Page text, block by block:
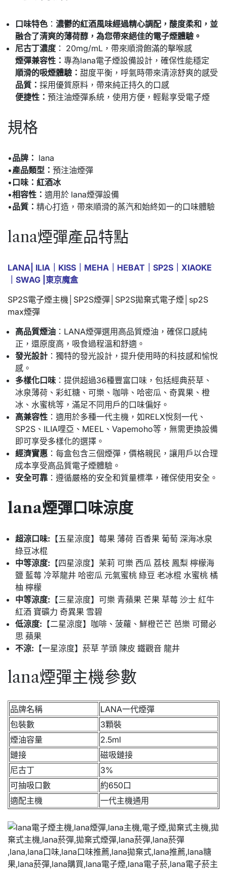
口味特色 ： 濃鬱的紅酒風味經過精心調配，酸度柔和，並
融合了清爽的薄荷醇，為您帶來絕佳的電子煙體驗。
尼古丁濃度 ： 20mg/mL，帶來順滑飽滿的擊喉感
煙彈兼容性： 專為lana電子煙設備設計，確保性能穩定
順滑的吸煙體驗： 甜度平衡，呼氣時帶來清涼舒爽的感受
品質： 採用優質原料，帶來純正持久的口感
便捷性： 預注油煙彈系統，使用方便，輕鬆享受電子煙
規格
•品牌： lana
•產品類型： 預注油煙彈
• 口味：紅酒冰
•相容性： 適用於 lana煙彈設備
•品質： 精心打造，帶來順滑的蒸汽和始終如一的口味體驗
lana煙彈產品特點
LANA ILIA KISS MEHA HEBAT SP2S
XIAOKE
SWAG 東京魔盒
SP2S電子煙主機 SP2S煙彈 SP2S拋棄式電子煙 sp2S
max煙彈
高品質煙油 ：LANA煙彈選用高品質煙油，確保口感純
正，還原度高，吸食過程溫和舒適。
發光設計 ：獨特的發光設計，提升使用時的科技感和愉悅
感。
多樣化口味 ：提供超過36種豐富口味，包括經典菸草、
冰泉薄荷、彩虹糖、可樂、咖啡、哈密瓜、奇異果、橙
冰、水蜜桃等，滿足不同用戶的口味偏好。
高兼容性 ：適用於多種一代主機，如RELX悅刻一代、
SP2S、ILIA哩亞、MEEL、Vapemoho等，無需更換設備
即可享受多樣化的選擇。
經濟實惠 ：每盒包含三個煙彈，價格親民，讓用戶以合理
成本享受高品質電子煙體驗。
安全可靠 ：遵循嚴格的安全和質量標準，確保使用安全。
lana煙彈口味涼度
超涼口味: 【五星涼度】莓果 薄荷 百香果 葡萄 深海冰泉
綠豆冰棍
中等涼度: 【四星涼度】茉莉 可樂 西瓜 荔枝 鳳梨 檸檬海
鹽 藍莓 冷萃龍井 哈密瓜 元氣蜜桃 綠豆 老冰棍 水蜜桃 橘
柚 檸檬
中等涼度: 【三星涼度】可樂 青蘋果 芒果 草莓 沙士 紅牛
紅酒 寶礦力 奇異果 雪碧
低涼度: 【二星涼度】咖啡、菠蘿、鮮橙芒芒 芭樂 可爾必
思 蘋果
不涼: 【一星涼度】菸草 芋頭 陳皮 鐵觀音 龍井
lana煙彈主機參數
品牌名稱
LANA一代煙彈
包裝數
3顆裝
煙油容量
2.5ml
鏈接
磁吸鏈接
尼古丁
3%
可抽吸口數
約650口
適配主機
一代主機通用